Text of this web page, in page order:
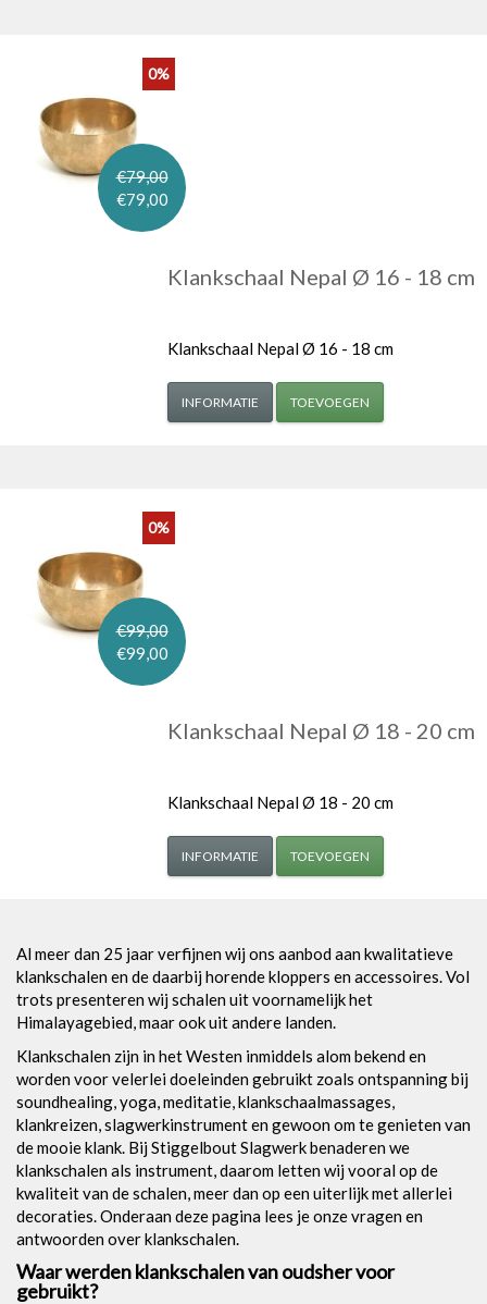
€79,00
€79,00
0%
Klankschaal Nepal Ø 16 - 18 cm
Klankschaal Nepal Ø 16 - 18 cm
INFORMATIE TOEVOEGEN
€99,00
€99,00
0%
Klankschaal Nepal Ø 18 - 20 cm
Klankschaal Nepal Ø 18 - 20 cm
INFORMATIE TOEVOEGEN
Al meer dan 25 jaar verfijnen wij ons aanbod aan kwalitatieve
klankschalen en de daarbij horende kloppers en accessoires. Vol
trots presenteren wij schalen uit voornamelijk het
Himalayagebied, maar ook uit andere landen.
Klankschalen zijn in het Westen inmiddels alom bekend en
worden voor velerlei doeleinden gebruikt zoals ontspanning bij
soundhealing, yoga, meditatie, klankschaalmassages,
klankreizen, slagwerkinstrument en gewoon om te genieten van
de mooie klank. Bij Stiggelbout Slagwerk benaderen we
klankschalen als instrument, daarom letten wij vooral op de
kwaliteit van de schalen, meer dan op een uiterlijk met allerlei
decoraties. Onderaan deze pagina lees je onze vragen en
antwoorden over klankschalen.
Waar werden klankschalen van oudsher voor
gebruikt?